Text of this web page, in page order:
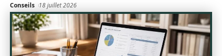
Conseils 18 juillet 2026